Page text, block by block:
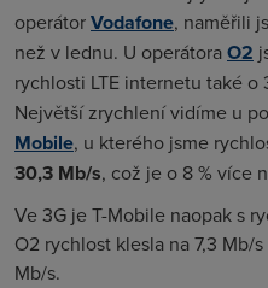
operátorVodafone, naměřili
než v lednu. U operátoraO2
rychlosti LTE internetu také o
Největší zrychlení vidíme u
Mobile, u kterého jsme
30,3 Mb/s, což je o 8 % více
Ve 3G je T-Mobile naopak s
O2 rychlost klesla na 7,3 Mb/
Mb/s.